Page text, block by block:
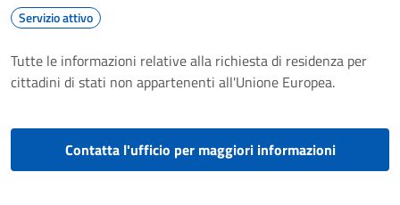
Servizio attivo
Tutte le informazioni relative alla richiesta di residenza per
cittadini di stati non appartenenti all'Unione Europea.
Contatta l'ufficio per maggiori informazioni